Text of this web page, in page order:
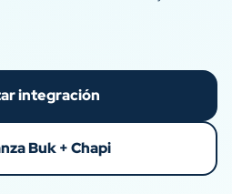
integración
Buk + Chapi